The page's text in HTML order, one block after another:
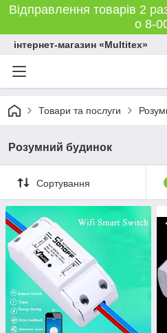
Відправлення товарів 2
о 8-
інтернет-магазин «Multitex»
Товари та послуги
Розумний будинок
Сортування